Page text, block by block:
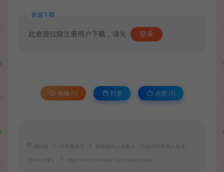
资源下载
此资源仅限注册用户下载，请先 登录
收藏 (1) 打赏 点赞 (1 )
传奇版本库 独家御风火龙复古三职业传奇带假人版本
【Gom引擎】 https://wd.51boshao.vip/17496/cqbbk/